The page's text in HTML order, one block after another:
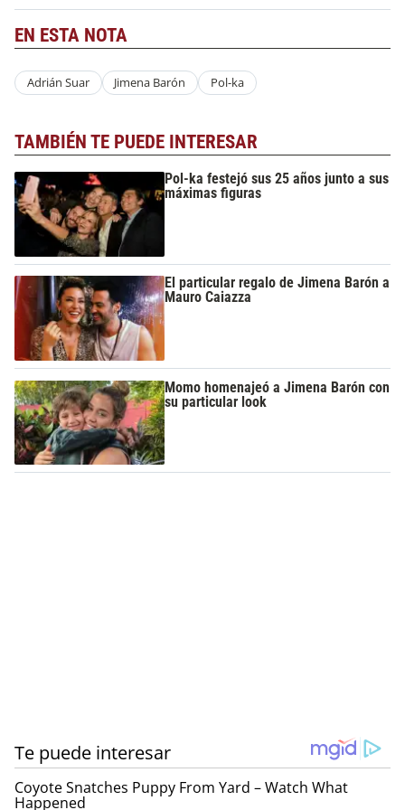
EN ESTA NOTA
Adrián Suar Jimena Barón Pol-ka
TAMBIÉN TE PUEDE INTERESAR
Pol-ka festejó sus 25 años junto a sus
máximas figuras
El particular regalo de Jimena Barón a
Mauro Caiazza
Momo homenajeó a Jimena Barón con
su particular look